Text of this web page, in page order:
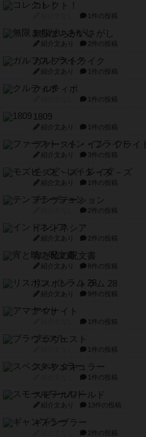
コレクト！
1件の投稿
無限まちがいさがし
紹介文あり 2件の投稿
ガルフストライク
紹介文あり 1件の投稿
クルティボ
1件の投稿
1809
紹介文あり 1件の投稿
ファースト・イン・フライ
紹介文あり 3件の投稿
モズビ－ズ・レイダ－ズ
紹介文あり 1件の投稿
テンプテーション
2件の投稿
インドネシア
紹介文あり 2件の投稿
宵と暁の呪文書
紹介文あり 8件の投稿
リスボン・トラム 28
紹介文あり 9件の投稿
アマナイト
1件の投稿
ブラヴェスト
1件の投稿
スペクタキュラー
1件の投稿
スモールワールド
紹介文あり 13件の投稿
ギャンブラー
2件の投稿